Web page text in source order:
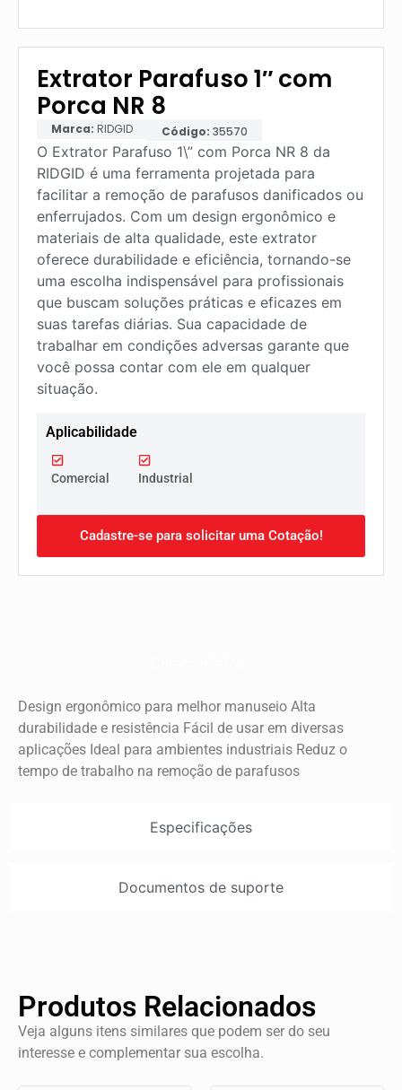
Extrator Parafuso 1″ com
Porca NR 8
Marca: RIDGID Código: 35570
O Extrator Parafuso 1\” com Porca NR 8 da
RIDGID é uma ferramenta projetada para
facilitar a remoção de parafusos danificados ou
enferrujados. Com um design ergonômico e
materiais de alta qualidade, este extrator
oferece durabilidade e eficiência, tornando-se
uma escolha indispensável para profissionais
que buscam soluções práticas e eficazes em
suas tarefas diárias. Sua capacidade de
trabalhar em condições adversas garante que
você possa contar com ele em qualquer
situação.
Aplicabilidade
Comercial Industrial
Cadastre-se para solicitar uma Cotação!
Especificações
Documentos de suporte
Design ergonômico para melhor manuseio Alta
durabilidade e resistência Fácil de usar em diversas
aplicações Ideal para ambientes industriais Reduz o
tempo de trabalho na remoção de parafusos
Produtos Relacionados
Veja alguns itens similares que podem ser do seu
interesse e complementar sua escolha.